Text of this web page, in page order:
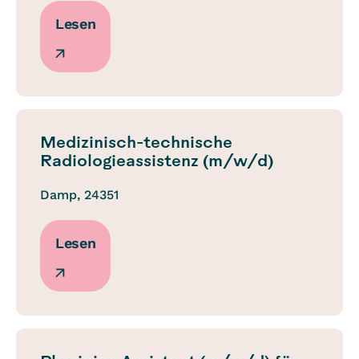
Lesen
Medizinisch-technische
Radiologieassistenz (m/w/d)
Damp, 24351
Lesen